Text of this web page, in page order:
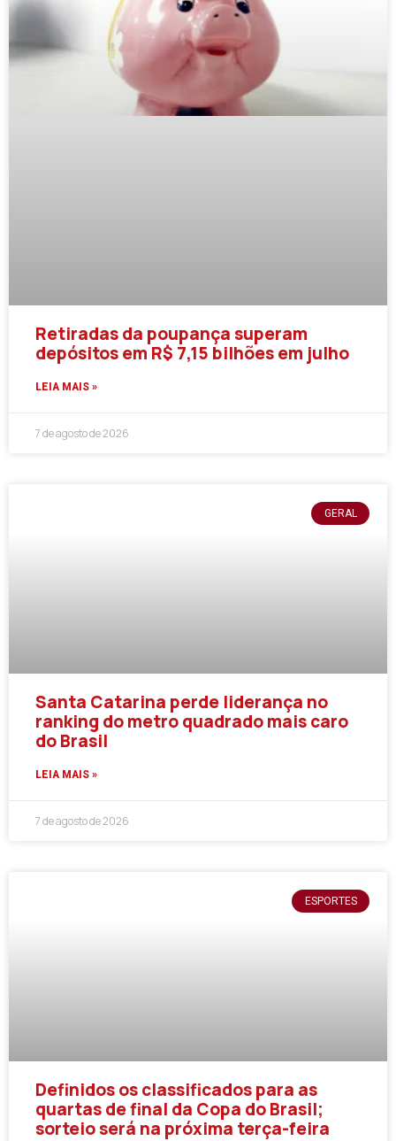
Retiradas da poupança superam
depósitos em R$ 7,15 bilhões em julho
LEIA MAIS »
7 de agosto de 2026
GERAL
Santa Catarina perde liderança no
ranking do metro quadrado mais caro
do Brasil
LEIA MAIS »
7 de agosto de 2026
ESPORTES
Definidos os classificados para as
quartas de final da Copa do Brasil;
sorteio será na próxima terça-feira